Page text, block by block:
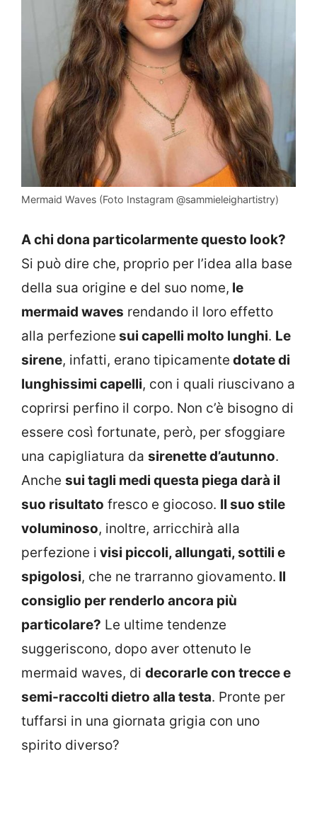
Mermaid Waves (Foto Instagram @sammieleighartistry)
A chi dona particolarmente questo look?
Si può dire che, proprio per l’idea alla base
della sua origine e del suo nome, le
mermaid waves rendando il loro effetto
alla perfezione sui capelli molto lunghi. Le
sirene, infatti, erano tipicamente dotate di
lunghissimi capelli, con i quali riuscivano a
coprirsi perfino il corpo. Non c’è bisogno di
essere così fortunate, però, per sfoggiare
una capigliatura da sirenette d’autunno.
Anche sui tagli medi questa piega darà il
suo risultato fresco e giocoso. Il suo stile
voluminoso, inoltre, arricchirà alla
perfezione i visi piccoli, allungati, sottili e
spigolosi, che ne trarranno giovamento. Il
consiglio per renderlo ancora più
particolare? Le ultime tendenze
suggeriscono, dopo aver ottenuto le
mermaid waves, di decorarle con trecce e
semi-raccolti dietro alla testa. Pronte per
tuffarsi in una giornata grigia con uno
spirito diverso?